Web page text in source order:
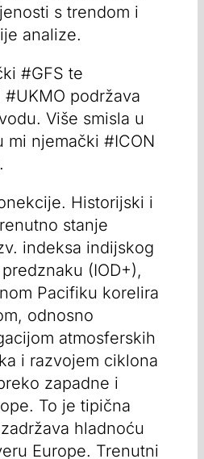
s trendom i
analize.
#GFS te
podržava
Više smisla u
mi njemački #ICON
Historijski i
stanje
indeksa indijskog
(IOD+),
Pacifiku korelira
odnosno
atmosferskih
i razvojem ciklona
zapadne i
To je tipična
hladnoću
Europe. Trenutni